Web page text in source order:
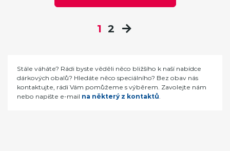
1 2
Stále váháte? Rádi byste věděli něco bližšího k naší nabídce
dárkových obalů? Hledáte něco speciálního? Bez obav nás
kontaktujte, rádi Vám pomůžeme s výběrem. Zavolejte nám
nebo napište e-mail na některý z kontaktů